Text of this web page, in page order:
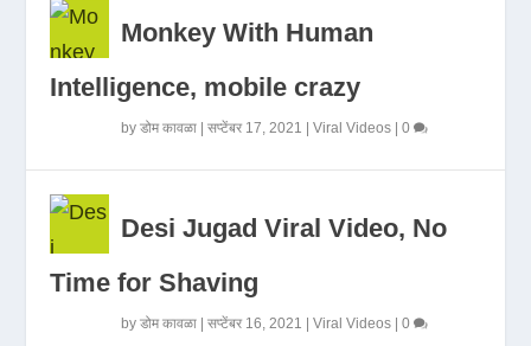
Monkey With Human
Intelligence, mobile crazy
byडोम कावळा |सप्टेंबर 17, 2021 |Viral Videos |0
Desi Jugad Viral Video, No
Time for Shaving
byडोम कावळा |सप्टेंबर 16, 2021 |Viral Videos |0